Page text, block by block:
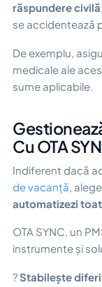
răspundere civilă
se accidentează
De exemplu,
medicale ale
sume aplicabile.
Cu OTA
Indiferent dacă
de vacanță ,
automatizezi
OTA SYNC, un
instrumente și
?Stabilește